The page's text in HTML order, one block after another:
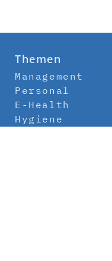
Themen
Management
Personal
E-Health
Hygiene